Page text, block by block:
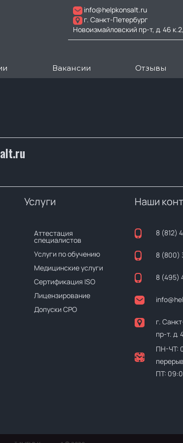
info@helpkonsalt.ru
г. Санкт-Петербург
Новоизмайловский пр-т, д. 46
Вакансии Отзывы
Услуги
Аттестация
специалистов
Услуги по обучению
Медицинские услуги
Сертификация ISO
Лицензирование
Допуски СРО
Наши
8 (812)
8 (800)
8 (495)
г.
пр-т. д.
ПН-ЧТ:
ПТ: